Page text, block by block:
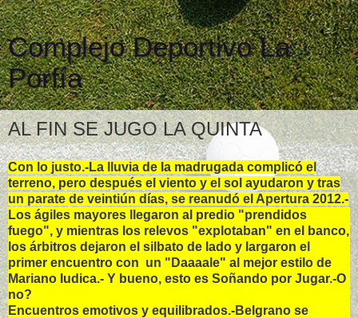
Complejo Deportivo La
Porfía
AL FIN SE JUGO LA QUINTA
Con lo justo.-La lluvia de la madrugada complicó el
terreno, pero después el viento y el sol ayudaron y tras
un parate de veintiún días, se reanudó el Apertura 2012.-
Los ágiles mayores llegaron al predio "prendidos
fuego", y mientras los relevos "explotaban" en el banco,
los árbitros dejaron el silbato de lado y largaron el
primer encuentro con un "Daaaale" al mejor estilo de
Mariano Iudica.- Y bueno, esto es Soñando por Jugar.-O
no?
Encuentros emotivos y equilibrados.-Belgrano se